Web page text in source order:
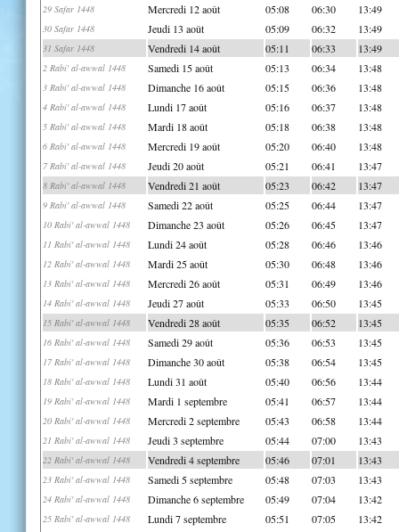
29 Safar 1448 Mercredi 12 août 05:08 06:30 13:49
30 Safar 1448 Jeudi 13 août 05:09 06:32 13:49
31 Safar 1448 Vendredi 14 août 05:11 06:33 13:49
2 Rabi' al-awwal 1448 Samedi 15 août 05:13 06:34 13:48
3 Rabi' al-awwal 1448 Dimanche 16 août 05:15 06:36 13:48
4 Rabi' al-awwal 1448 Lundi 17 août 05:16 06:37 13:48
5 Rabi' al-awwal 1448 Mardi 18 août 05:18 06:38 13:48
6 Rabi' al-awwal 1448 Mercredi 19 août 05:20 06:40 13:48
7 Rabi' al-awwal 1448 Jeudi 20 août 05:21 06:41 13:47
8 Rabi' al-awwal 1448 Vendredi 21 août 05:23 06:42 13:47
9 Rabi' al-awwal 1448 Samedi 22 août 05:25 06:44 13:47
10 Rabi' al-awwal 1448 Dimanche 23 août 05:26 06:45 13:47
11 Rabi' al-awwal 1448 Lundi 24 août 05:28 06:46 13:46
12 Rabi' al-awwal 1448 Mardi 25 août 05:30 06:48 13:46
13 Rabi' al-awwal 1448 Mercredi 26 août 05:31 06:49 13:46
14 Rabi' al-awwal 1448 Jeudi 27 août 05:33 06:50 13:45
15 Rabi' al-awwal 1448 Vendredi 28 août 05:35 06:52 13:45
16 Rabi' al-awwal 1448 Samedi 29 août 05:36 06:53 13:45
17 Rabi' al-awwal 1448 Dimanche 30 août 05:38 06:54 13:45
18 Rabi' al-awwal 1448 Lundi 31 août 05:40 06:56 13:44
19 Rabi' al-awwal 1448 Mardi 1 septembre 05:41 06:57 13:44
20 Rabi' al-awwal 1448 Mercredi 2 septembre 05:43 06:58 13:44
21 Rabi' al-awwal 1448 Jeudi 3 septembre 05:44 07:00 13:43
22 Rabi' al-awwal 1448 Vendredi 4 septembre 05:46 07:01 13:43
23 Rabi' al-awwal 1448 Samedi 5 septembre 05:48 07:03 13:43
24 Rabi' al-awwal 1448 Dimanche 6 septembre 05:49 07:04 13:42
25 Rabi' al-awwal 1448 Lundi 7 septembre 05:51 07:05 13:42